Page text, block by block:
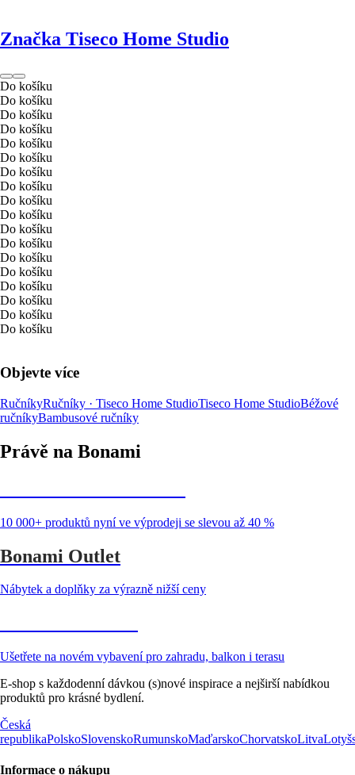
Značka Tiseco Home Studio
Do košíku
Do košíku
Do košíku
Do košíku
Do košíku
Do košíku
Do košíku
Do košíku
Do košíku
Do košíku
Do košíku
Do košíku
Do košíku
Do košíku
Do košíku
Do košíku
Do košíku
Do košíku
Objevte více
RučníkyRučníky · Tiseco Home StudioTiseco Home StudioBéžové
ručníkyBambusové ručníky
Právě na Bonami
10 000+ produktů nyní ve výprodeji se slevou až 40 %
Bonami Outlet
Nábytek a doplňky za výrazně nižší ceny
Ušetřete na novém vybavení pro zahradu, balkon i terasu
E-shop s každodenní dávkou (s)nové inspirace a nejširší nabídkou
produktů pro krásné bydlení.
Česká
republikaPolskoSlovenskoRumunskoMaďarskoChorvatskoLitva
Informace o nákupu